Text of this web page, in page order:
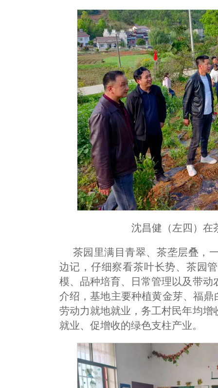
沈昌健（左四）在
茶园里满目青翠、茶垄层叠，
边记，仔细察看茶叶长势、茶园
模、品种培育、日常管理以及带
介绍，基地主要种植黄金芽、福
劳动力就地就业，务工村民年均
就业、促增收的绿色支柱产业。